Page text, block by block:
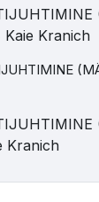
Kranich
Kranich